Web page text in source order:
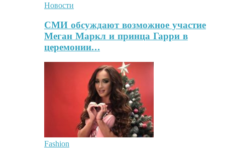
Новости
СМИ обсуждают возможное участие
Меган Маркл и принца Гарри в
церемонии…
Fashion